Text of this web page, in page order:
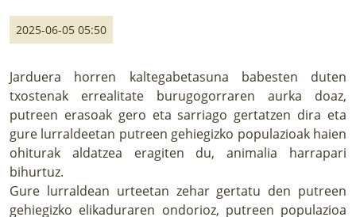
LURRAREN AGENDA
2025-06-05 05:50
Jarduera horren kaltegabetasuna babesten duten
txostenak errealitate burugogorraren aurka doaz,
putreen erasoak gero eta sarriago gertatzen dira eta
gure lurraldeetan putreen gehiegizko populazioak haien
ohiturak aldatzea eragiten du, animalia harrapari
bihurtuz.
Gure lurraldean urteetan zehar gertatu den putreen
gehiegizko elikaduraren ondorioz, putreen populazioa